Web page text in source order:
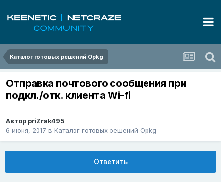
Каталог готовых решений Opkg
Отправка почтового сообщения при
подкл./отк. клиента Wi-fi
Автор priZrak495
6 июня, 2017 в Каталог готовых решений Opkg
Ответить